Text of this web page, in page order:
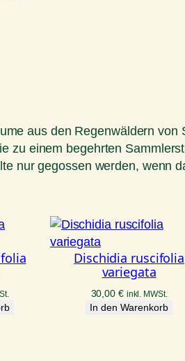
aus den Regenwäldern
zu einem begehrten
nur gegossen werden, wenn
Dischidia ruscifolia
variegata
30,00 € inkl. MWSt.
In den Warenkorb